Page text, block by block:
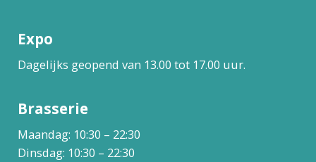
Expo
Dagelijks geopend van 13.00 tot 17.00 uur.
Brasserie
Maandag: 10:30 – 22:30
Dinsdag: 10:30 – 22:30